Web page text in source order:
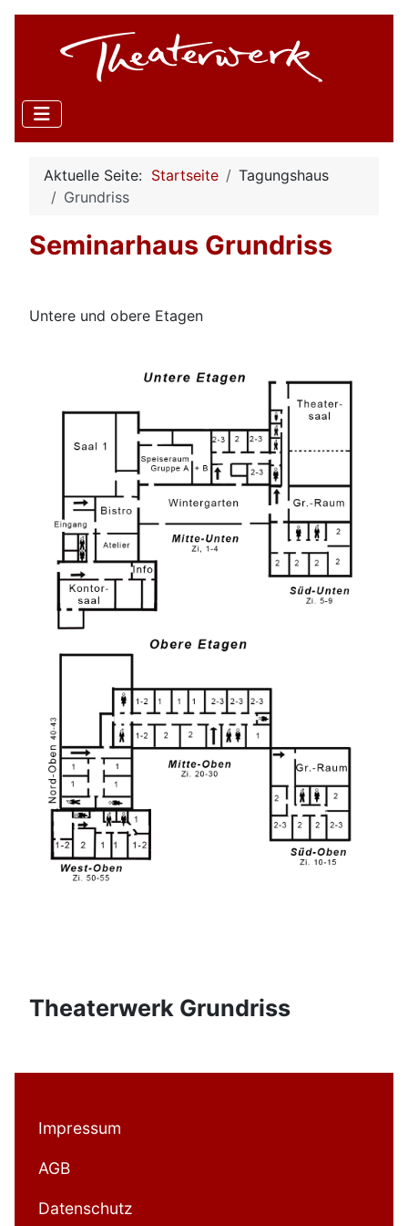
Aktuelle Seite: Startseite
Tagungshaus
Grundriss
Seminarhaus Grundriss
Untere und obere Etagen
Theaterwerk Grundriss
Impressum
AGB
Datenschutz